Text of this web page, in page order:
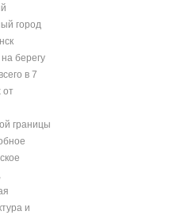
город
берегу
в 7
от
границы
и